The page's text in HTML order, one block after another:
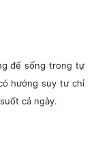
để sống trong tự
hướng suy tư chỉ
cả ngày.